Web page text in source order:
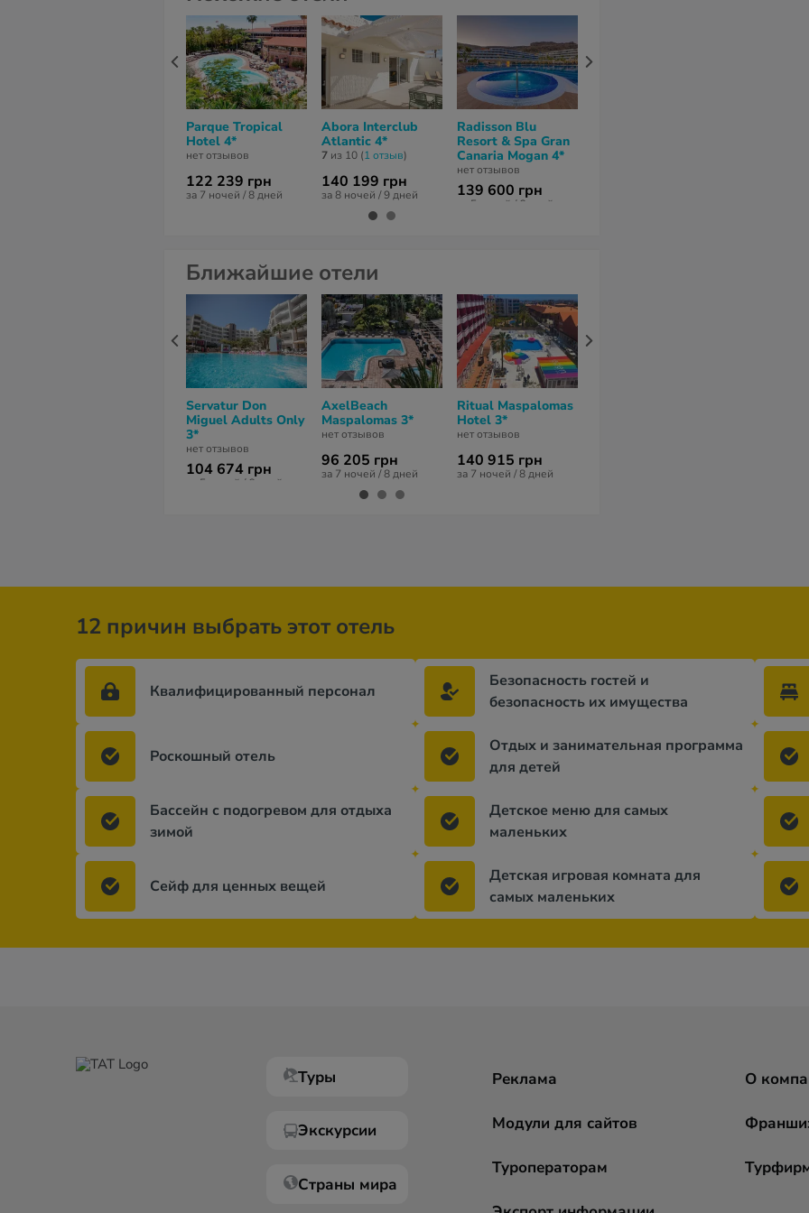
Parque Tropical
Hotel 4*
нет отзывов
122 239 грн
за 7 ночей / 8 дней
Abora Interclub
Atlantic 4*
7 из 10 (1 отзыв)
140 199 грн
за 8 ночей / 9 дней
Radisson Blu
Resort & Spa Gran
Canaria Mogan 4*
нет отзывов
139 600 грн
за 5 ночей / 6 дней
Ближайшие отели
Servatur Don
Miguel Adults Only
3*
нет отзывов
104 674 грн
за 5 ночей / 6 дней
AxelBeach
Maspalomas 3*
нет отзывов
96 205 грн
за 7 ночей / 8 дней
Ritual Maspalomas
Hotel 3*
нет отзывов
140 915 грн
за 7 ночей / 8 дней
12 причин выбрать этот отель
Квалифицированный персонал
Безопасность гостей и
безопасность их имущества
Роскошный отель
Отдых и занимательная программа
для детей
Бассейн с подогревом для отдыха
зимой
Детское меню для самых
маленьких
Сейф для ценных вещей
Детская игровая комната для
самых маленьких
Туры
Экскурсии
Страны мира
Реклама
Модули для сайтов
Туроператорам
О